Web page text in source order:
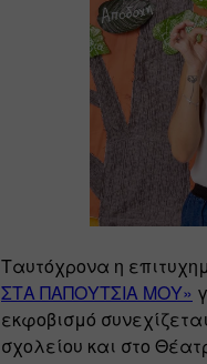
Ταυτόχρονα η
ΣΤΑ ΠΑΠΟYΤΣΙΑ ΜΟΥ»
εκφοβισμό
σχολείου και στο